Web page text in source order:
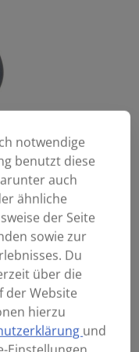
notwendige
benutzt diese
auch
ähnliche
der Seite
sowie zur
Du
über die
der Website
hierzu
und